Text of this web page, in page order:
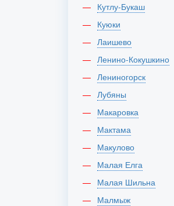
Кутлу-Букаш
Куюки
Лаишево
Ленино-Кокушкино
Лениногорск
Лубяны
Макаровка
Мактама
Макулово
Малая Елга
Малая Шильна
Малмыж